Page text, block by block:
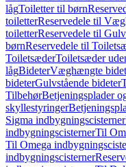
lågToiletter til børn
toiletterReservedele til
toiletterReservedele til
børnReservedele til
ToiletsæderToiletsæder
lågBideterVæghængte
bideterGulvstående bideter
TilbehørBetjeningsplader
skyllestyringer
Sigma indbygningscisterner
indbygningscisternerTil
Til Omega
indbygningscisterner